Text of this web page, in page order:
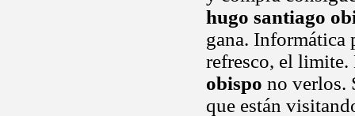
hugo santiago
gana. Informática
refresco, el limite.
obispo no verlos.
que están